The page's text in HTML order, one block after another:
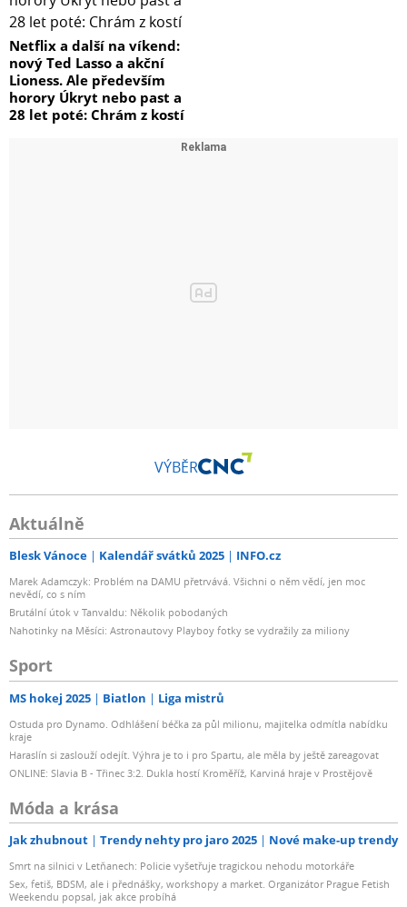
Netflix a další na víkend:
nový Ted Lasso a akční
Lioness. Ale především
horory Úkryt nebo past a
28 let poté: Chrám z kostí
VÝBĚR
Aktuálně
Blesk Vánoce Kalendář svátků 2025 INFO.cz
Marek Adamczyk: Problém na DAMU přetrvává. Všichni o něm vědí, jen moc
nevědí, co s ním
Brutální útok v Tanvaldu: Několik pobodaných
Nahotinky na Měsíci: Astronautovy Playboy fotky se vydražily za miliony
Sport
MS hokej 2025 Biatlon Liga mistrů
Ostuda pro Dynamo. Odhlášení béčka za půl milionu, majitelka odmítla nabídku
kraje
Haraslín si zaslouží odejít. Výhra je to i pro Spartu, ale měla by ještě zareagovat
ONLINE: Slavia B - Třinec 3:2. Dukla hostí Kroměříž, Karviná hraje v Prostějově
Móda a krása
Jak zhubnout Trendy nehty pro jaro 2025 Nové make-up trendy
Smrt na silnici v Letňanech: Policie vyšetřuje tragickou nehodu motorkáře
Sex, fetiš, BDSM, ale i přednášky, workshopy a market. Organizátor Prague Fetish
Weekendu popsal, jak akce probíhá